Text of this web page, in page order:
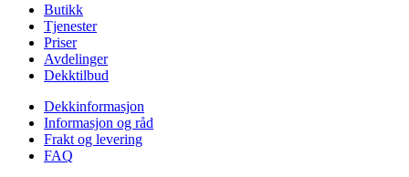
Butikk
Tjenester
Priser
Avdelinger
Dekktilbud
Dekkinformasjon
Informasjon og råd
Frakt og levering
FAQ